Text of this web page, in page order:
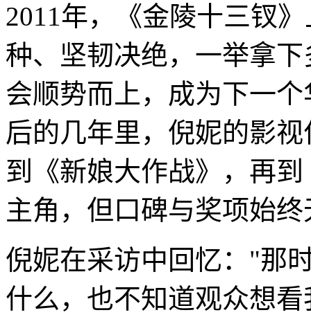
2011年，《金陵十三钗
种、坚韧决绝，一举拿
会顺势而上，成为下一
后的几年里，倪妮的影
到《新娘大作战》，再
主角，但口碑与奖项始
倪妮在采访中回忆："那
什么，也不知道观众想